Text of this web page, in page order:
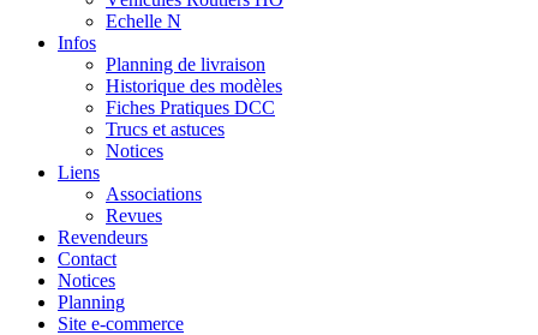
Echelle N
Infos
Planning de livraison
Historique des modèles
Fiches Pratiques DCC
Trucs et astuces
Notices
Liens
Associations
Revues
Revendeurs
Contact
Notices
Planning
Site e-commerce